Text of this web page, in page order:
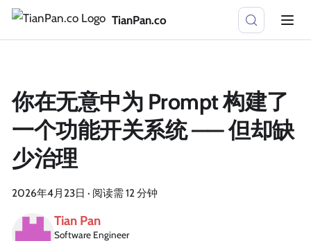
TianPan.co
你在无意中为 Prompt 构建了
一个功能开关系统 —— 但却缺
少治理
2026年4月23日 · 阅读需 12 分钟
Tian Pan
Software Engineer